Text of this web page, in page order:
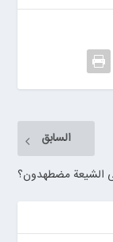
السابق
الشيعة مضطهدون؟